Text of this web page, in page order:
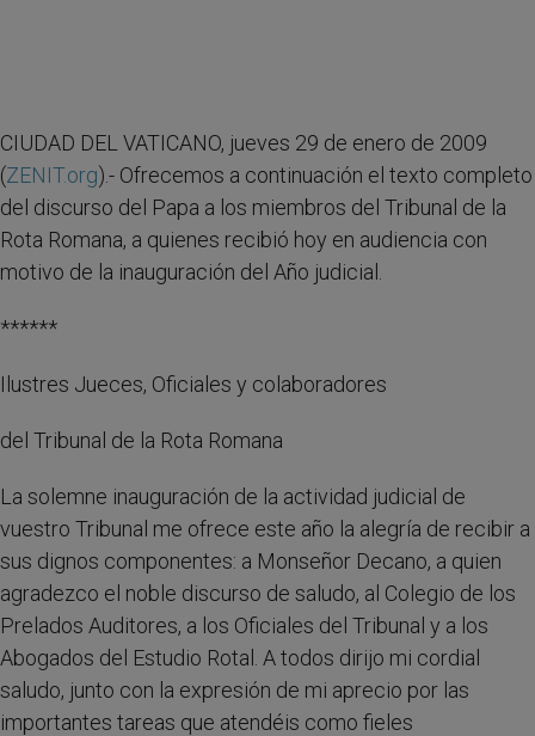
CIUDAD DEL VATICANO, jueves 29 de enero de 2009
(ZENIT.org).- Ofrecemos a continuación el texto completo
del discurso del Papa a los miembros del Tribunal de la
Rota Romana, a quienes recibió hoy en audiencia con
motivo de la inauguración del Año judicial.
******
Ilustres Jueces, Oficiales y colaboradores
del Tribunal de la Rota Romana
La solemne inauguración de la actividad judicial de
vuestro Tribunal me ofrece este año la alegría de recibir a
sus dignos componentes: a Monseñor Decano, a quien
agradezco el noble discurso de saludo, al Colegio de los
Prelados Auditores, a los Oficiales del Tribunal y a los
Abogados del Estudio Rotal. A todos dirijo mi cordial
saludo, junto con la expresión de mi aprecio por las
importantes tareas que atendéis como fieles